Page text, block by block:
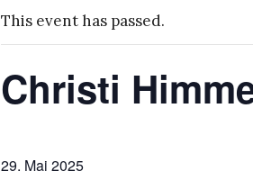
This event has passed.
Christi
29. Mai 2025